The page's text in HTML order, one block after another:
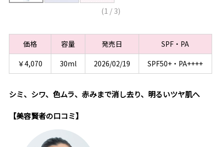
(1 /3)
価格 容量 発売日
SPF・PA
￥4,070
30ml 2026/02/19 SPF50+・PA++++
シミ、シワ、色ムラ、赤みまで消し去り、明るいツヤ肌へ
【美容賢者の口コミ】